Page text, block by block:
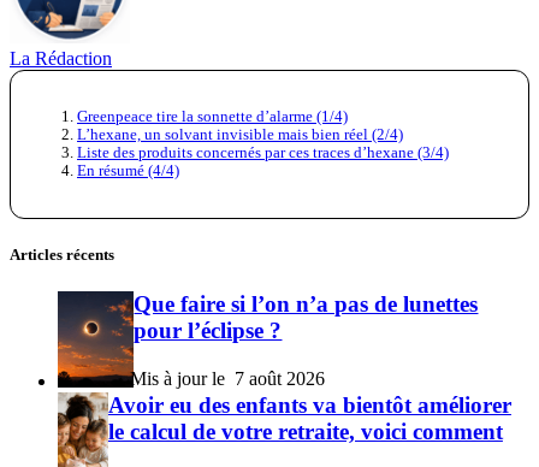
La Rédaction
Greenpeace tire la sonnette d’alarme (1/4)
L’hexane, un solvant invisible mais bien réel (2/4)
Liste des produits concernés par ces traces d’hexane (3/4)
En résumé (4/4)
Articles récents
Que faire si l’on n’a pas de lunettes
pour l’éclipse ?
7 août 2026
Avoir eu des enfants va bientôt améliorer
le calcul de votre retraite, voici comment